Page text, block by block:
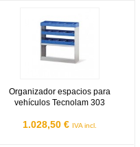
301
Organizador espacios para
vehículos Tecnolam 303
1.028,50 € IVA incl.